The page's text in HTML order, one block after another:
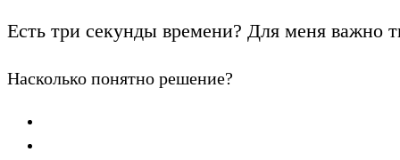
Есть три секунды времени? Для меня важно
Насколько понятно решение?